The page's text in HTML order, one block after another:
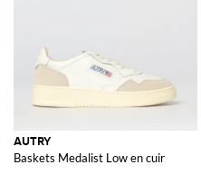
AUTRY
Baskets Medalist Low en cuir